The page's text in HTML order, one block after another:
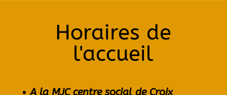
Horaires de
l'accueil
A la MJC centre social de Croix